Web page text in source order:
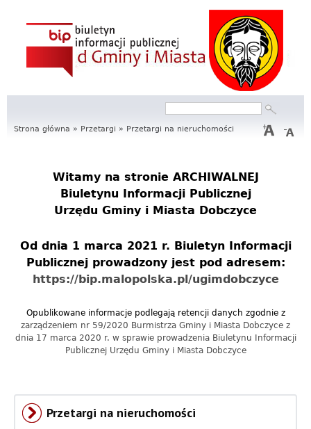
e
r
w
i
I
n
o
r
a
c
j
Formularz
wyszukiwania
Strona główna » Przetargi » Przetargi na nieruchomości
Witamy na stronie ARCHIWALNEJ
Biuletynu Informacji Publicznej
Urzędu Gminy i Miasta Dobczyce
Od dnia 1 marca 2021 r. Biuletyn Informacji
Publicznej prowadzony jest pod adresem:
https://bip.malopolska.pl/ugimdobczyce
Opublikowane informacje podlegają retencji danych zgodnie z
zarządzeniem nr 59/2020 Burmistrza Gminy i Miasta Dobczyce z
dnia 17 marca 2020 r. w sprawie prowadzenia Biuletynu Informacji
Publicznej Urzędu Gminy i Miasta Dobczyce
Przetargi na nieruchomości